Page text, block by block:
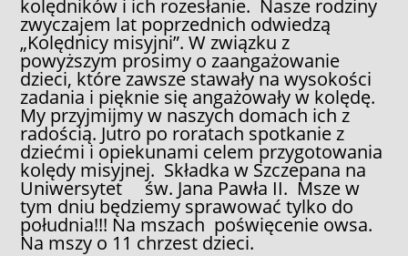
kolędników i ich rozesłanie. Nasze rodziny
zwyczajem lat poprzednich odwiedzą
„Kolędnicy misyjni”. W związku z
powyższym prosimy o zaangażowanie
dzieci, które zawsze stawały na wysokości
zadania i pięknie się angażowały w kolędę.
My przyjmijmy w naszych domach ich z
radością. Jutro po roratach spotkanie z
dziećmi i opiekunami celem przygotowania
kolędy misyjnej. Składka w Szczepana na
Uniwersytet św. Jana Pawła II. Msze w
tym dniu będziemy sprawować tylko do
południa!!! Na mszach poświęcenie owsa.
Na mszy o 11 chrzest dzieci.